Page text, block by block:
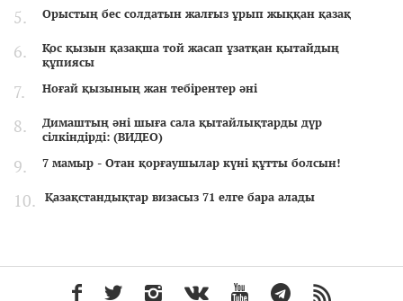
Орыстың бес солдатын жалғыз ұрып жыққан қазақ
Қос қызын қазақша той жасап ұзатқан қытайдың
құпиясы
Ноғай қызының жан тебірентер әні
Димаштың әні шыға сала қытайлықтарды дүр
сілкіндірді: (ВИДЕО)
7 мамыр - Отан қорғаушылар күні құтты болсын!
Қазақстандықтар визасыз 71 елге бара алады